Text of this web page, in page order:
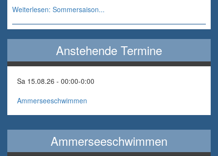
Weiterlesen: Sommersaison...
Anstehende Termine
Sa 15.08.26 - 00:00-0:00
Ammerseeschwimmen
Ammerseeschwimmen